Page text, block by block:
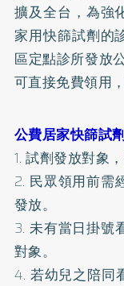
擴及全台，為強
家用快篩試劑的
區定點診所發放
可直接免費領用
公費居家快篩試
1. 試劑發放對象
2. 民眾領用前需
發放。
3. 未有當日掛號
對象。
4. 若幼兒之陪同